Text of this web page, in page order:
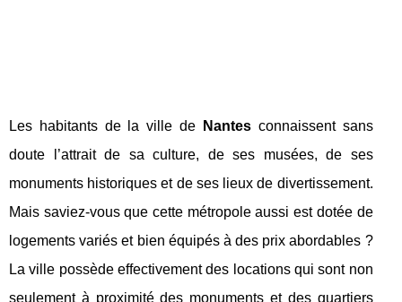
Les habitants de la ville de Nantesconnaissent sans
doute l’attrait de sa culture, de ses musées, de ses
monuments historiques et de ses lieux de divertissement.
Mais saviez-vous que cette métropole aussi est dotée de
logements variés et bien équipés à des prix abordables ?
La ville possède effectivement des locations qui sont non
seulement à proximité des monuments et des quartiers